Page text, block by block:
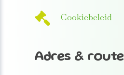
Cookiebeleid
Adres & route